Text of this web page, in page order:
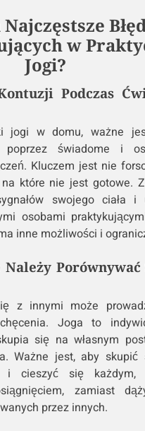
Najczęstsze
w
Jogi?
Podczas
jogi w domu, ważne
świadome i
Kluczem jest nie
które nie jest gotowe.
swojego ciała i
osobami
inne możliwości i
Należy Porównywać
z innymi może
Joga to
się na własnym
Ważne jest, aby skupić
i cieszyć się każdym,
zamiast
przez innych.